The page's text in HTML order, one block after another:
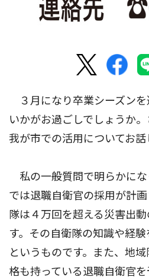
３月になり卒業シーズン
いかがお過ごしでしょうか
我が市での活用についてお話
私の一般質問で明らかに
では退職自衛官の採用が計
隊は４万回を超える災害出
す。その自衛隊の知識や経
というものです。また、地
格も持っている退職自衛官